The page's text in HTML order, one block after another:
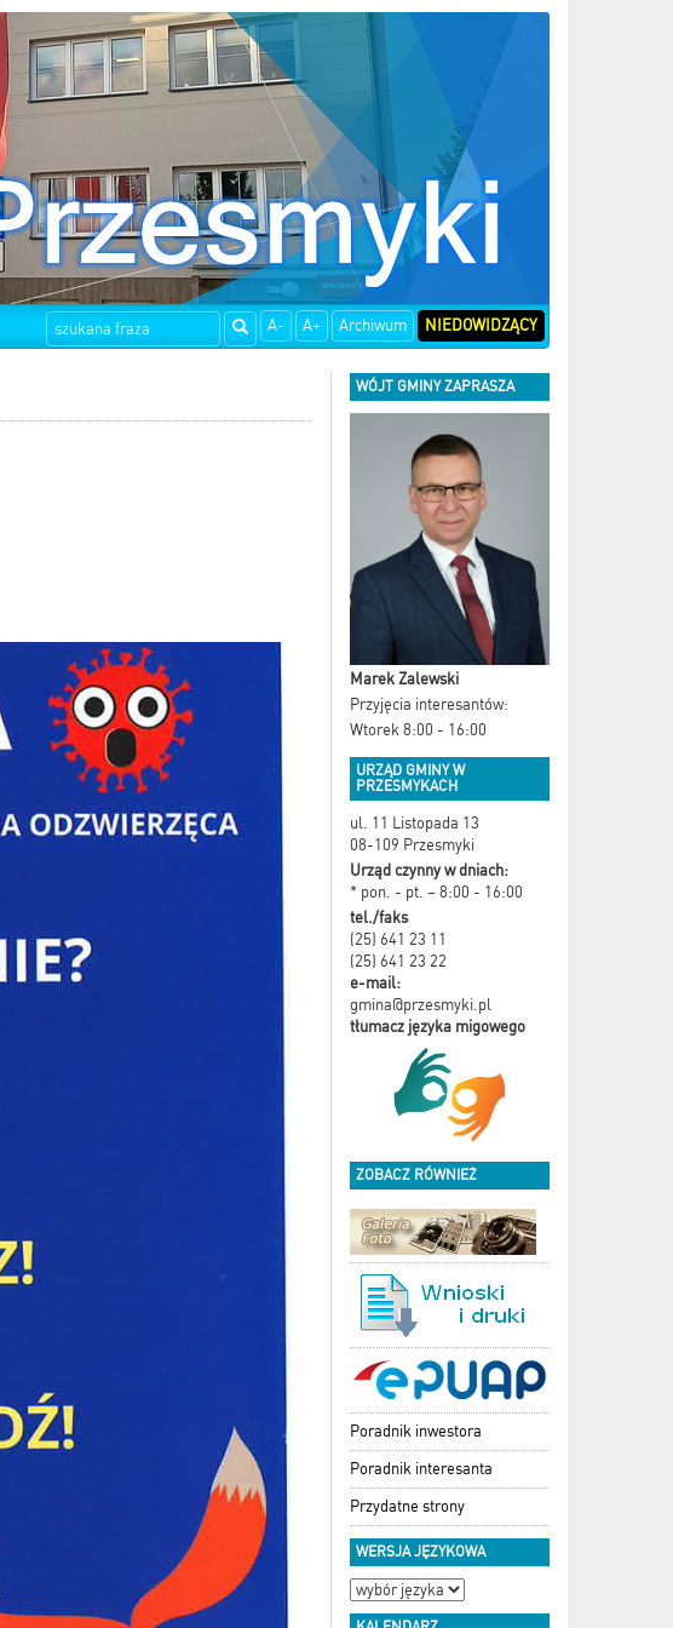
A- A+ Archiwum NIEDOWIDZĄCY
WÓJT GMINY ZAPRASZA
Marek Zalewski
Przyjęcia interesantów:
Wtorek 8:00 - 16:00
URZĄD GMINY W
PRZESMYKACH
ul. 11 Listopada 13
08-109 Przesmyki
Urząd czynny w dniach:
* pon. - pt. – 8:00 - 16:00
tel./faks
(25) 641 23 11
(25) 641 23 22
e-mail:
gmina@przesmyki.pl
tłumacz języka migowego
ZOBACZ RÓWNIEŻ
Poradnik inwestora
Poradnik interesanta
Przydatne strony
WERSJA JĘZYKOWA